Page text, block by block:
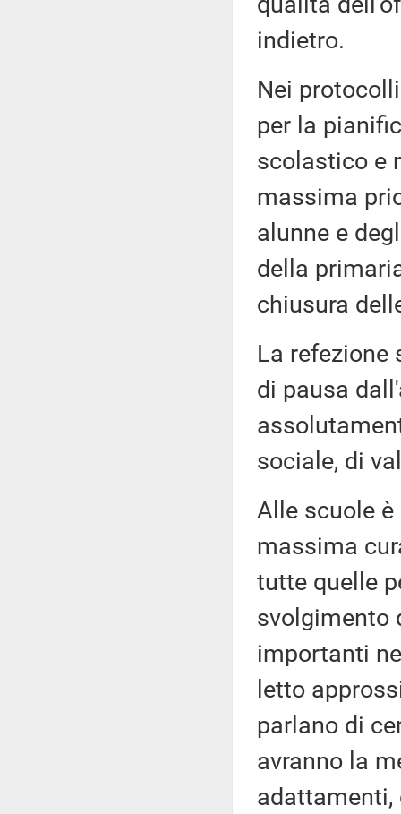
indietro.
Nei
per la
scolastico e
massima
alunne e
della
chiusura
La
di pausa
sociale, di
Alle scuole
massima
tutte quelle
svolgimento
importanti
letto
parlano di
avranno la
adattamenti,